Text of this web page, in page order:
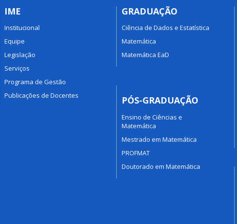
IME
Institucional
Equipe
Legislação
Serviços
Programa de Gestão
Publicações de Docentes
GRADUAÇÃO
Ciência de Dados e Estatística
Matemática
Matemática EaD
PÓS-GRADUAÇÃO
Ensino de Ciências e
Matemática
Mestrado em Matemática
PROFMAT
Doutorado em Matemática